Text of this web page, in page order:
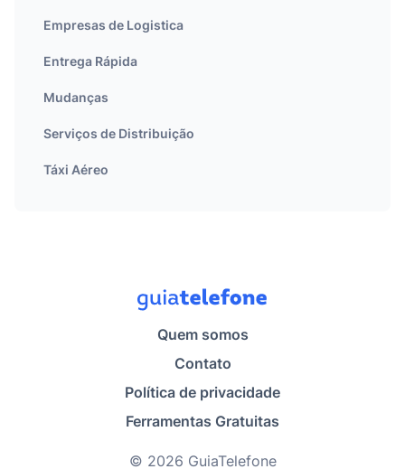
Empresas de Logistica
Entrega Rápida
Mudanças
Serviços de Distribuição
Táxi Aéreo
Quem somos
Contato
Política de privacidade
Ferramentas Gratuitas
© 2026 GuiaTelefone